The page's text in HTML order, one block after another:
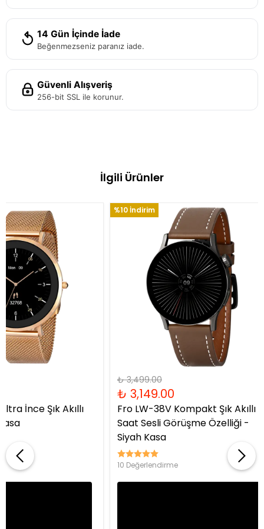
14 Gün İçinde İade
Beğenmezseniz paranız iade.
Güvenli Alışveriş
256-bit SSL ile korunur.
İlgili Ürünler
Şık Akıllı
Özelliği -
Tükendi
₺ 3,499.00
Fro LW-38 Kadın Akıllı Kol Saati -
Gold Kasa Kırmızı Kordon
Tansiyon & Nabız Ölçümü Spor
Takibi
1 Değerlendirme